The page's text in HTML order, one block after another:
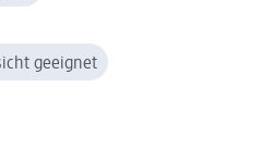
geeignet